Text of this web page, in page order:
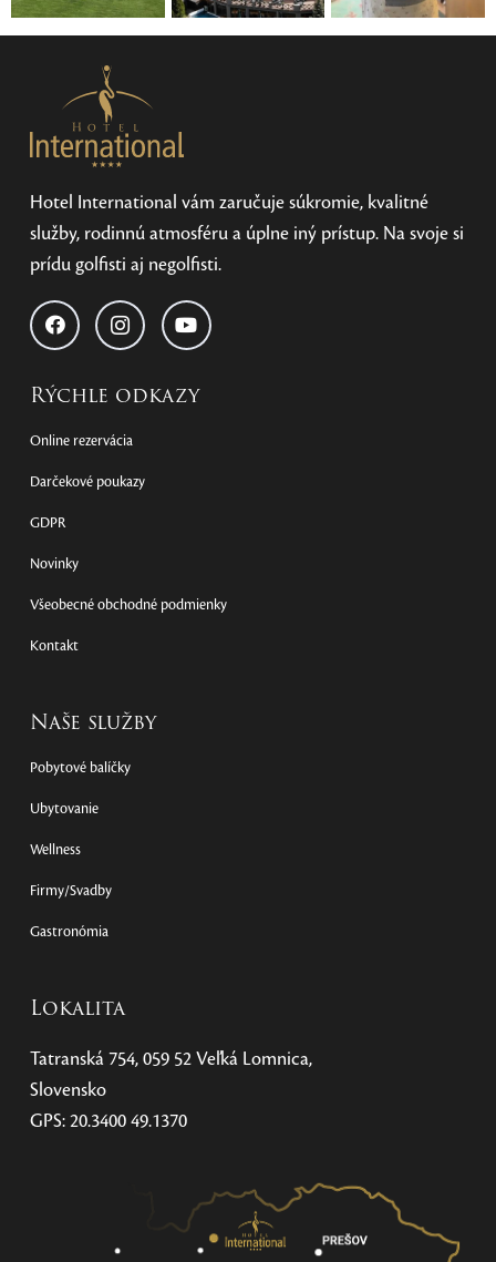
Hotel International vám zaručuje súkromie, kvalitné
služby, rodinnú atmosféru a úplne iný prístup. Na svoje si
prídu golfisti aj negolfisti.
Rýchle odkazy
Online rezervácia
Darčekové poukazy
GDPR
Novinky
Všeobecné obchodné podmienky
Kontakt
Naše služby
Pobytové balíčky
Ubytovanie
Wellness
Firmy/Svadby
Gastronómia
Lokalita
Tatranská 754, 059 52 Veľká Lomnica,
Slovensko
GPS: 20.3400 49.1370